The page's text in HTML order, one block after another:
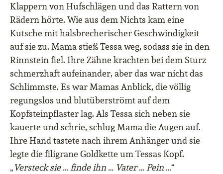
Klappern von Hufschlägen und das Rattern von
Rädern hörte. Wie aus dem Nichts kam eine
Kutsche mit halsbrecherischer Geschwindigkeit
auf sie zu. Mama stieß Tessa weg, sodass sie in den
Rinnstein fiel. Ihre Zähne krachten bei dem Sturz
schmerzhaft aufeinander, aber das war nicht das
Schlimmste. Es war Mamas Anblick, die völlig
regungslos und blutüberströmt auf dem
Kopfsteinpflaster lag. Als Tessa sich neben sie
kauerte und schrie, schlug Mama die Augen auf.
Ihre Hand tastete nach ihrem Anhänger und sie
legte die filigrane Goldkette um Tessas Kopf.
„Versteck sie … finde ihn … Vater … Pein …“